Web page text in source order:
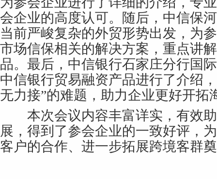
会企业的高度认可。随后，中信保
当前严峻复杂的外贸形势出发，为
市场信保相关的解决方案，重点讲
品。最后，中信银行石家庄分行国
中信银行贸易融资产品进行了介绍
无力接”的难题，助力企业更好开拓
本次会议内容丰富详实，有效助
展，得到了参会企业的一致好评，
客户的合作、进一步拓展跨境客群